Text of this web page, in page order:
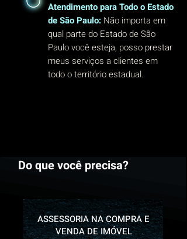
Atendimento para Todo o Estado
de São Paulo: Não importa em
qual parte do Estado de São
Paulo você esteja, posso prestar
meus serviços a clientes em
todo o território estadual.
Do que você precisa?
ASSESSORIA NA COMPRA E
VENDA DE IMÓVEL